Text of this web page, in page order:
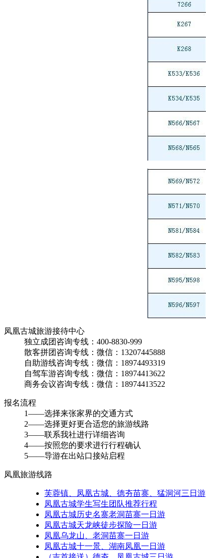
凤凰古城旅游接待中心
独立成团咨询专线：400-8830-999
散客拼团咨询专线：微信：13207445888
自助游线咨询专线：微信：18974493319
自驾车游咨询专线：微信：18974413622
商务会议咨询专线：微信：18974413522
报名流程
1——选择来张家界的交通方式
2——选择更好更合适您的旅游线路
3——联系我社进行详细咨询
4——按照您的要求进行行程确认
5——导游在出站口接站启程
凤凰旅游线路
芙蓉镇、凤凰古城、德夯苗寨、猛洞河三日游
凤凰古城学生写生团队推荐行程
凤凰古城历史名寨老洞苗寨一日游
凤凰古城天龙峡徒步探险一日游
凤凰乌龙山、老洞苗寨一日游
凤凰古城十一景、湖南凤凰一日游